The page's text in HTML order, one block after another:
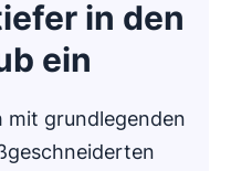
in den
ein
mit grundlegenden